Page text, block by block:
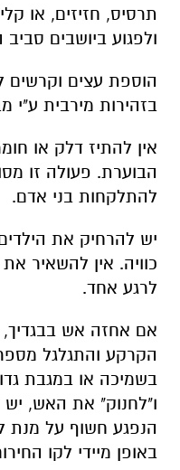
תרסיס, חזיזים, או
ולפגוע ביושבים
הוספת עצים וקרשים
בזהירות מירבית ע"י
אין להתיז דלק או
הבוערת. פעולה זו
להתלקחות בני אדם.
יש להרחיק את
כוויה. אין להשאיר
לרגע אחד.
אם אחזה אש
הקרקע והתגלגל
בשמיכה או במגבת
ו"לחנוק" את האש,
הנפגע חשוף על מנת
באופן מיידי לקו החירום 101 של